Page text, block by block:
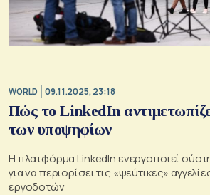
WORLD 09.11.2025, 23:18
Πώς το LinkedIn
των υποψηφίων
Η πλατφόρμα LinkedIn ενεργοποιεί
για να περιορίσει τις «ψεύτικες»
εργοδοτών